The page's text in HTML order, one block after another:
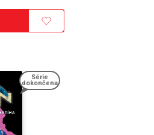
Série
dokončena